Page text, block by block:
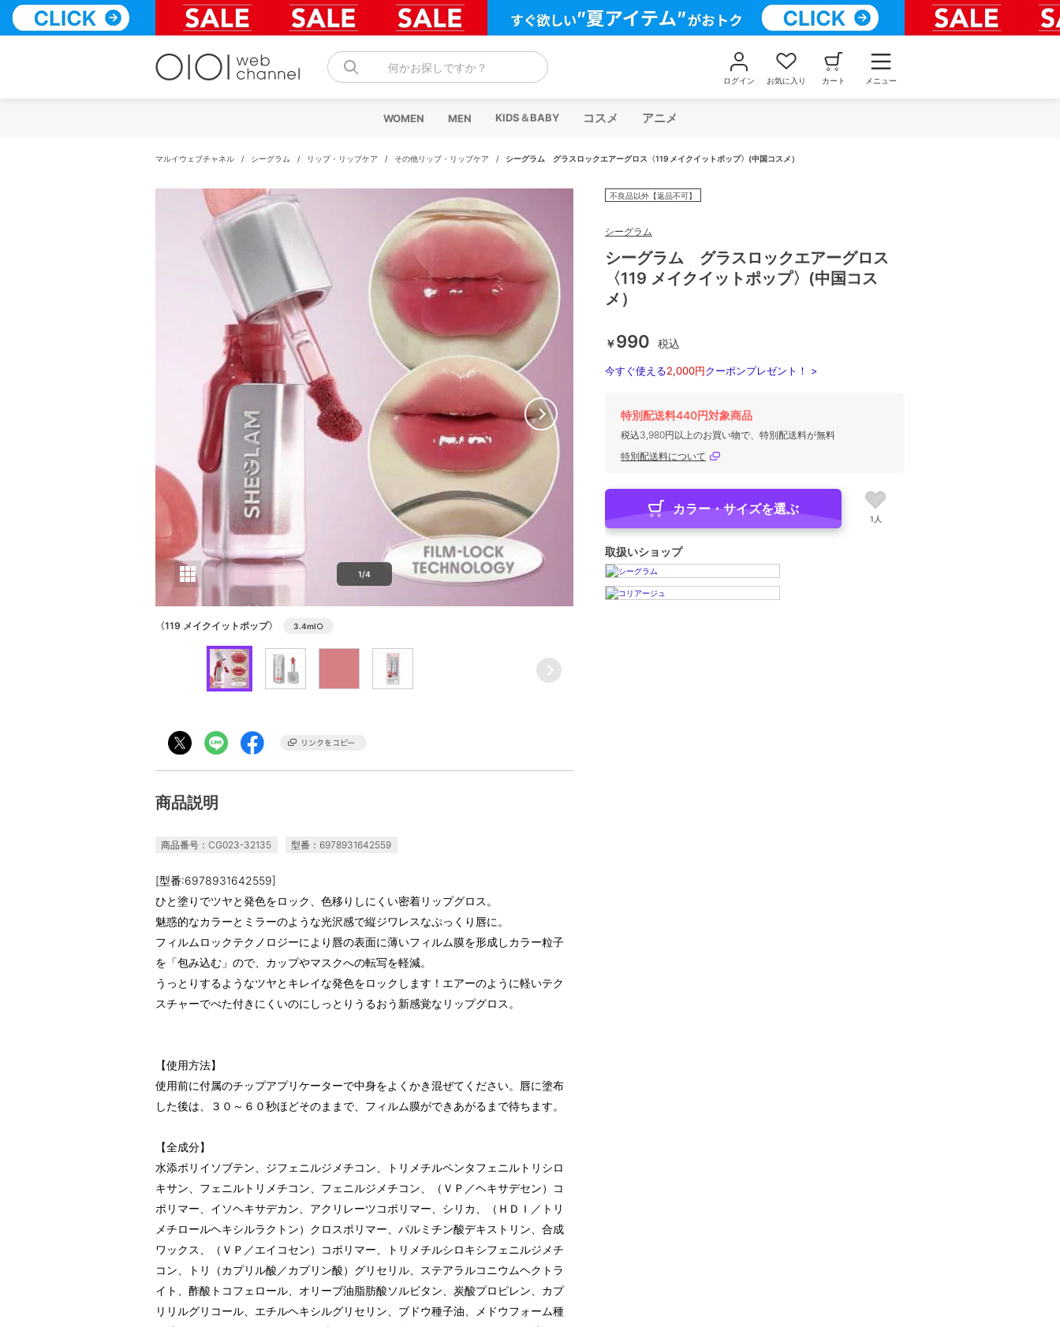
テ
何かお探しですか？
ログイン お気に入り カート メニュー
WOMEN MEN KIDS＆BABY コスメ アニメ
マルイウェブチャネル / シーグラム / リップ・リップケア / その他リップ・リップケア / シーグラム グラスロックエアーグロス〈119 メイクイットポップ〉(中国コスメ）
1/4
〈119 メイクイットポップ〉 3.4ml○
商品説明
商品番号：CG023-32135 型番：6978931642559
[型番:6978931642559]
ひと塗りでツヤと発色をロック、色移りしにくい密着リップグロス。
魅惑的なカラーとミラーのような光沢感で縦ジワレスなぷっくり唇に。
フィルムロックテクノロジーにより唇の表面に薄いフィルム膜を形成しカラー粒子
を「包み込む」ので、カップやマスクへの転写を軽減。
うっとりするようなツヤとキレイな発色をロックします！エアーのように軽いテク
スチャーでべた付きにくいのにしっとりうるおう新感覚なリップグロス。
【使用方法】
使用前に付属のチップアプリケーターで中身をよくかき混ぜてください。唇に塗布
した後は、３０～６０秒ほどそのままで、フィルム膜ができあがるまで待ちます。
【全成分】
水添ポリイソブテン、ジフェニルジメチコン、トリメチルペンタフェニルトリシロ
キサン、フェニルトリメチコン、フェニルジメチコン、（ＶＰ／ヘキサデセン）コ
ポリマー、イソヘキサデカン、アクリレーツコポリマー、シリカ、（ＨＤＩ／トリ
メチロールヘキシルラクトン）クロスポリマー、パルミチン酸デキストリン、合成
ワックス、（ＶＰ／エイコセン）コポリマー、トリメチルシロキシフェニルジメチ
コン、トリ（カプリル酸／カプリン酸）グリセリル、ステアラルコニウムヘクトラ
イト、酢酸トコフェロール、オリーブ油脂肪酸ソルビタン、炭酸プロピレン、カプ
リリルグリコール、エチルヘキシルグリセリン、ブドウ種子油、メドウフォーム種
不良品以外【返品不可】
シーグラム
シーグラム グラスロックエアーグロス
〈119 メイクイットポップ〉(中国コス
メ）
￥990 税込
今すぐ使える2,000円クーポンプレゼント！ >
特別配送料440円対象商品
税込3,980円以上のお買い物で、特別配送料が無料
特別配送料について
カラー・サイズを選ぶ
1人
取扱いショップ